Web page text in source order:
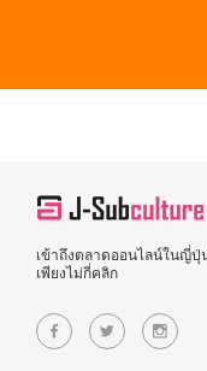
เข้าถึงตลาดออนไลน์ในญี่ปุ่
เพียงไม่กี่คลิก